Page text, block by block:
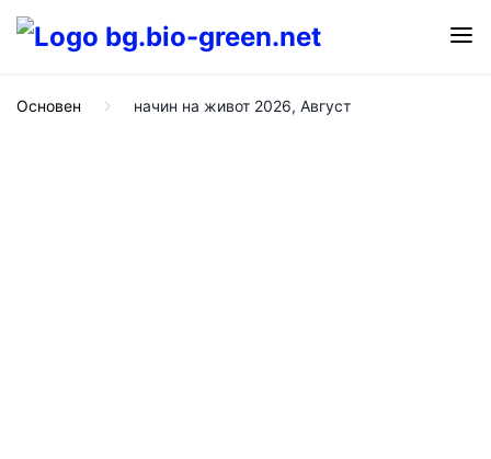
Основен начин на живот 2026, Август